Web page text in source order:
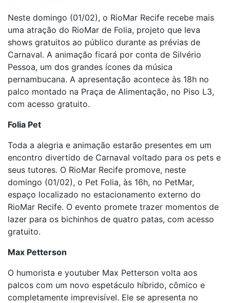
Neste domingo (01/02), o RioMar Recife recebe mais
uma atração do RioMar de Folia, projeto que leva
shows gratuitos ao público durante as prévias de
Carnaval. A animação ficará por conta de Silvério
Pessoa, um dos grandes ícones da música
pernambucana. A apresentação acontece às 18h no
palco montado na Praça de Alimentação, no Piso L3,
com acesso gratuito.
Folia Pet
Toda a alegria e animação estarão presentes em um
encontro divertido de Carnaval voltado para os pets e
seus tutores. O RioMar Recife promove, neste
domingo (01/02), o Pet Folia, às 16h, no PetMar,
espaço localizado no estacionamento externo do
RioMar Recife. O evento promete trazer momentos de
lazer para os bichinhos de quatro patas, com acesso
gratuito.
Max Petterson
O humorista e youtuber Max Petterson volta aos
palcos com um novo espetáculo híbrido, cômico e
completamente imprevisível. Ele se apresenta no